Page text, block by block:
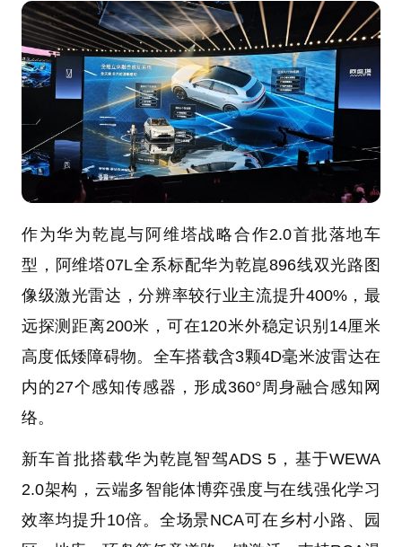
作为华为乾崑与阿维塔战略合作2.0首批落地车
型，阿维塔07L全系标配华为乾崑896线双光路图
像级激光雷达，分辨率较行业主流提升400%，最
远探测距离200米，可在120米外稳定识别14厘米
高度低矮障碍物。全车搭载含3颗4D毫米波雷达在
内的27个感知传感器，形成360°周身融合感知网
络。
新车首批搭载华为乾崑智驾ADS 5，基于WEWA
2.0架构，云端多智能体博弈强度与在线强化学习
效率均提升10倍。全场景NCA可在乡村小路、园